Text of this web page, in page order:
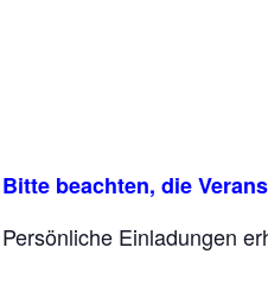
Bitte beachten, die
Persönliche Einladungen